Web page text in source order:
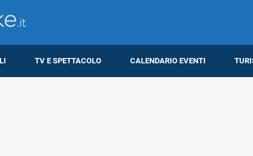
TV E SPETTACOLO CALENDARIO EVENTI